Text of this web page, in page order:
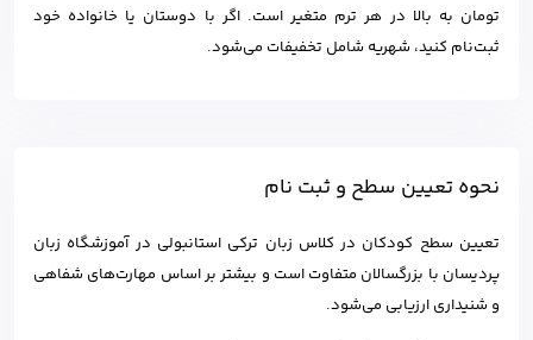
تومان به بالا در هر ترم متغیر است. اگر با دوستان یا خانواده خود
ثبت‌نام کنید، شهریه شامل تخفیفات می‌شود.
نحوه تعیین سطح و ثبت نام
تعیین سطح کودکان در کلاس زبان ترکی استانبولی در آموزشگاه زبان
پردیسان با بزرگسالان متفاوت است و بیشتر بر اساس مهارت‌های شفاهی
و شنیداری ارزیابی می‌شود.